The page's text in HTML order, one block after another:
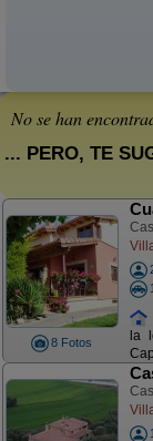
No se han
... PERO, TE
8 Fotos
la